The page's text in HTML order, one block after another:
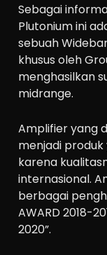
Sebagai
Plutonium ini
sebuah
khusus oleh
menghasilkan
midrange.
Amplifier yang
menjadi
karena
internasional.
berbagai
AWARD 2018-
2020”.